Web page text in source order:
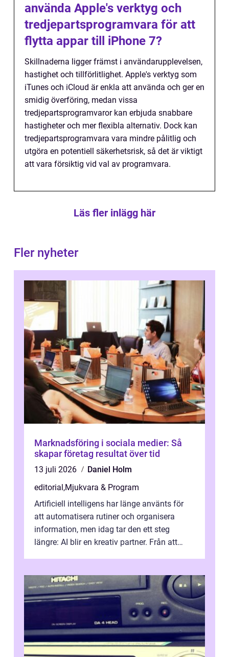
använda Apple's verktyg och
tredjepartsprogramvara för att
flytta appar till iPhone 7?
Skillnaderna ligger främst i användarupplevelsen,
hastighet och tillförlitlighet. Apple's verktyg som
iTunes och iCloud är enkla att använda och ger en
smidig överföring, medan vissa
tredjepartsprogramvaror kan erbjuda snabbare
hastigheter och mer flexibla alternativ. Dock kan
tredjepartsprogramvara vara mindre pålitlig och
utgöra en potentiell säkerhetsrisk, så det är viktigt
att vara försiktig vid val av programvara.
Läs fler inlägg här
Fler nyheter
Marknadsföring i sociala medier: Så
skapar företag resultat över tid
13 juli 2026
Daniel Holm
editorial ,Mjukvara & Program
Artificiell intelligens har länge använts för
att automatisera rutiner och organisera
information, men idag tar den ett steg
längre: AI blir en kreativ partner. Från att